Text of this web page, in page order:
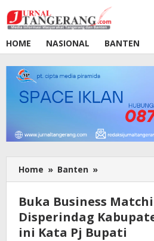
ke
konten
HOME
NASIONAL BANTEN
Home » Banten »
Business
P3DN
Disperindag
Kabupaten
Buka Business
Disperindag
ini Kata Pj Bupati